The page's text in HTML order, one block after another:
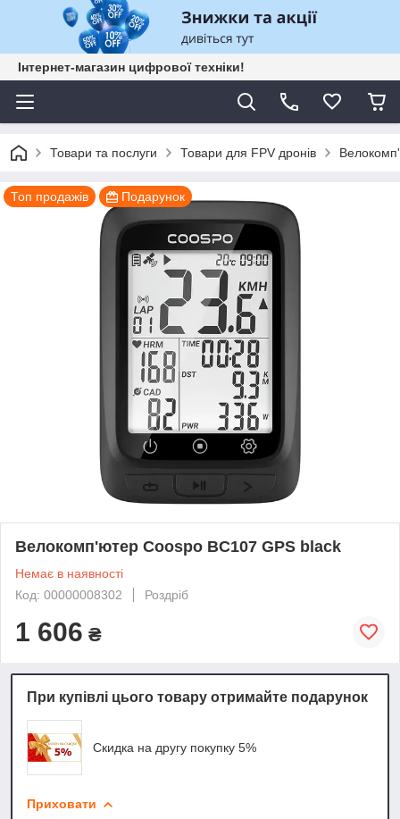
Інтернет-магазин цифрової техніки!
Товари та послуги Товари для FPV дронів
Топ продажів Подарунок
Велокомп'ютер Coospo BC107 GPS black
Немає в наявності
Код: 00000008302
Роздріб
1 606 ₴
При купівлі цього товару отримайте подарунок
Скидка на другу покупку 5%
Приховати